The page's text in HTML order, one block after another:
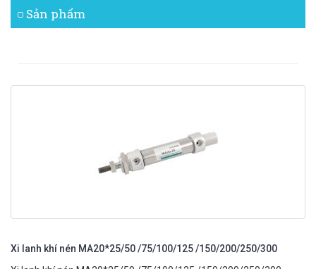
Sản phẩm
Xi lanh khí nén MA20*25/50 /75/100/125 /150/200/250/300